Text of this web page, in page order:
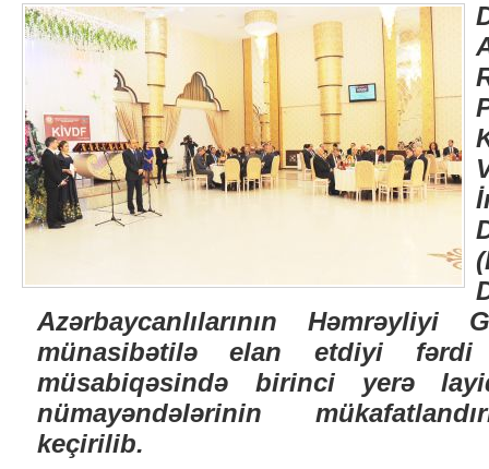
Azərbaycanlılarının
münasibətilə elan etdiyi fərdi
müsabiqəsində birinci yerə
nümayəndələrinin
keçirilib.